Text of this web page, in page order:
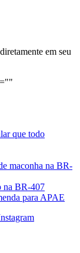
em seu
que todo
maconha na BR-
na BR-407
para APAE